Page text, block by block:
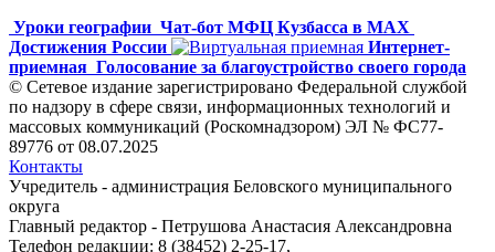
Уроки географии Чат-бот МФЦ Кузбасса в MAX
Достижения России
Интернет-
приемная Голосование за благоустройство своего города
© Сетевое издание зарегистрировано Федеральной службой
по надзору в сфере связи, информационных технологий и
массовых коммуникаций (Роскомнадзором) ЭЛ № ФС77-
89776 от 08.07.2025
Контакты
Учредитель - администрация Беловского муниципального
округа
Главный редактор - Петрушова Анастасия Александровна
Телефон редакции: 8 (38452) 2-25-17,